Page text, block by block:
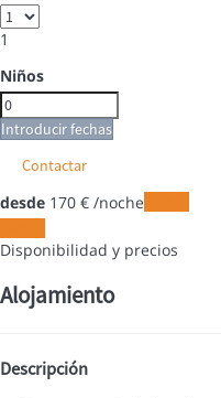
1
Niños
Introducir fechas
Contactar
desde 170 € /noche
Disponibilidad y precios
Alojamiento
Descripción